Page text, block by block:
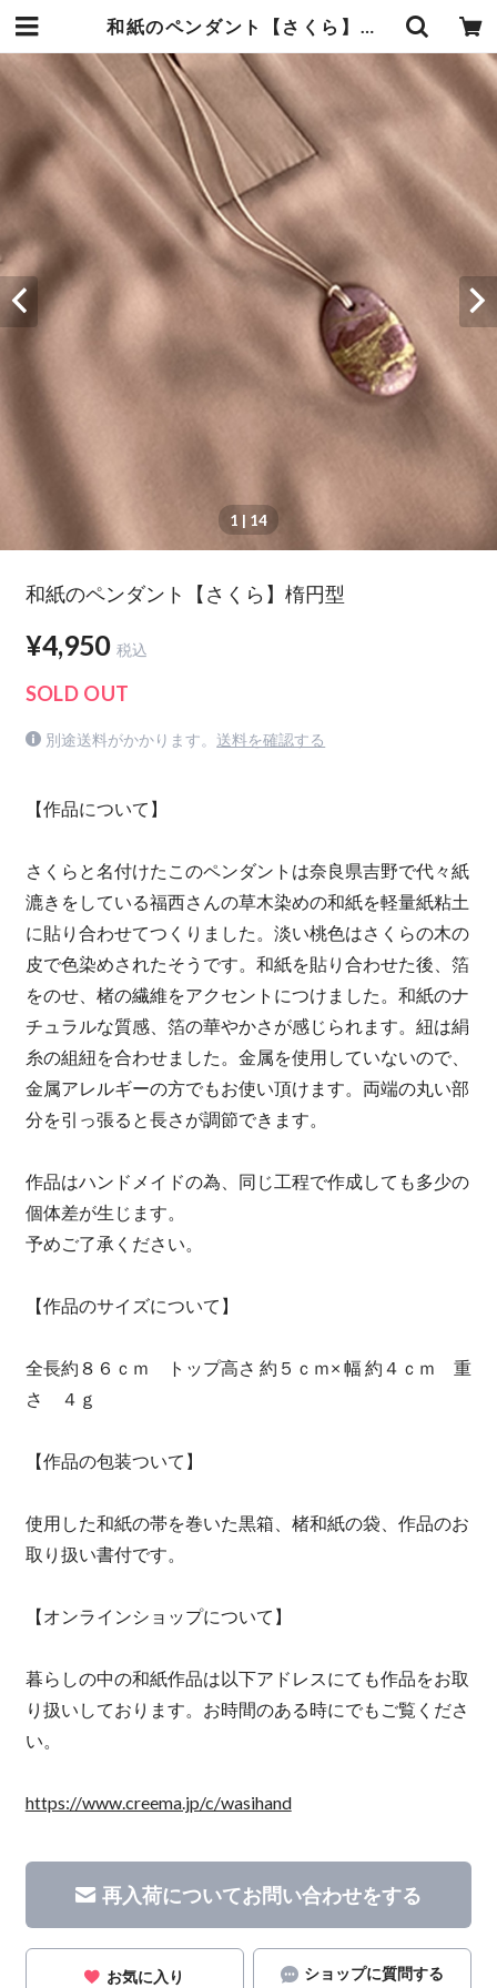
和紙のペンダント【さくら】楕円型 | 暮らしの中の和紙のかたち
1 | 14
和紙のペンダント【さくら】楕円型
¥4,950 税込
SOLD OUT
別途送料がかかります。 送料を確認する
【作品について】
さくらと名付けたこのペンダントは奈良県吉野で代々紙
漉きをしている福西さんの草木染めの和紙を軽量紙粘土
に貼り合わせてつくりました。淡い桃色はさくらの木の
皮で色染めされたそうです。和紙を貼り合わせた後、箔
をのせ、楮の繊維をアクセントにつけました。和紙のナ
チュラルな質感、箔の華やかさが感じられます。紐は絹
糸の組紐を合わせました。金属を使用していないので、
金属アレルギーの方でもお使い頂けます。両端の丸い部
分を引っ張ると長さが調節できます。
作品はハンドメイドの為、同じ工程で作成しても多少の
個体差が生じます。
予めご了承ください。
【作品のサイズについて】
全長約８６ｃｍ トップ高さ 約５ｃｍ× 幅 約４ｃｍ 重
さ ４ｇ
【作品の包装ついて】
使用した和紙の帯を巻いた黒箱、楮和紙の袋、作品のお
取り扱い書付です。
【オンラインショップについて】
暮らしの中の和紙作品は以下アドレスにても作品をお取
り扱いしております。お時間のある時にでもご覧くださ
い。
https://www.creema.jp/c/wasihand
再入荷についてお問い合わせをする
お気に入り ショップに質問する